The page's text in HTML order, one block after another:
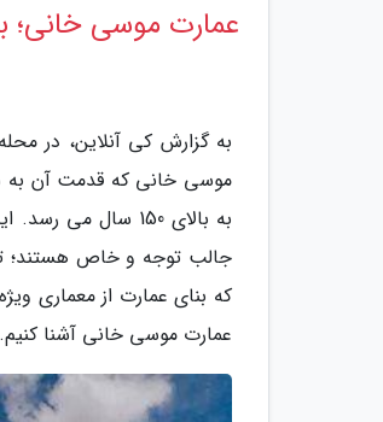
عمارت موسی خانی؛
به گزارش کی آنلاین، در
به بالای 150 سال
جالب توجه و خاص هستند؛
که بنای عمارت از معماری
عمارت موسی خانی آشنا کنیم.